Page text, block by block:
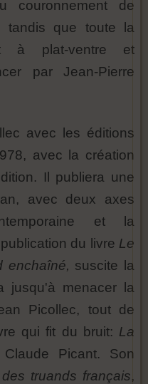
couronnement de
tandis que toute la
à plat-ventre et
par Jean-Pierre
avec les éditions
avec la création
Il publiera une
avec deux axes
et la
du livre Le
enchaîné, suscite la
jusqu'à menacer la
Picollec, tout de
qui fit du bruit: La
Picant. Son
truands français,